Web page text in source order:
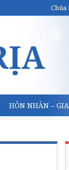
Chúa
HÔN NHÂN –